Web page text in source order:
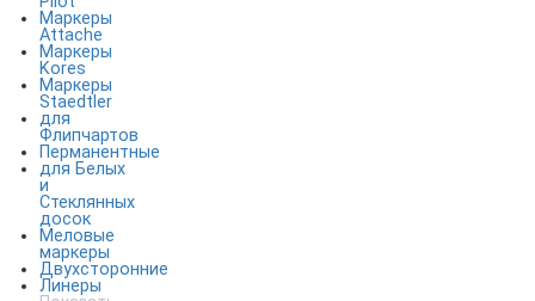
Маркеры
Attache
Маркеры
Kores
Маркеры
Staedtler
для
Флипчартов
Перманентные
для Белых
и
Стеклянных
досок
Меловые
маркеры
Двухсторонние
Линеры